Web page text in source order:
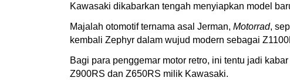
Kawasaki dikabarkan tengah menyiapkan model
Majalah otomotif ternama asal Jerman, Motorrad,
kembali Zephyr dalam wujud modern sebagai
Bagi para penggemar motor retro, ini tentu jadi
Z900RS dan Z650RS milik Kawasaki.